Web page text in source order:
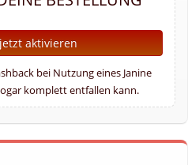
aktivieren
bei Nutzung eines Janine
komplett entfallen kann.